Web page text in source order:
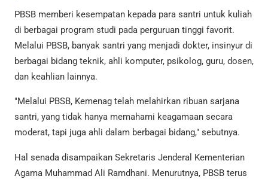
PBSB memberi kesempatan kepada para santri untuk kuliah
di berbagai program studi pada perguruan tinggi favorit.
Melalui PBSB, banyak santri yang menjadi dokter, insinyur di
berbagai bidang teknik, ahli komputer, psikolog, guru, dosen,
dan keahlian lainnya.
"Melalui PBSB, Kemenag telah melahirkan ribuan sarjana
santri, yang tidak hanya memahami keagamaan secara
moderat, tapi juga ahli dalam berbagai bidang," sebutnya.
Hal senada disampaikan Sekretaris Jenderal Kementerian
Agama Muhammad Ali Ramdhani. Menurutnya, PBSB terus